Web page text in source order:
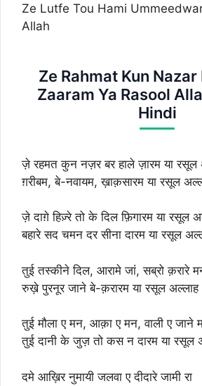
Ze Lutfe Tou Hami
Allah
Ze Rahmat Kun Nazar
Zaaram Ya Rasool
Hindi
ज़े रहमत कुन नज़र बर हाले ज़ारम या रसूल
ग़रीबम, बे-नवायम, ख़ाक़सारम या रसूल
ज़े दाग़े हिज़्रे तो के दिल फ़िगारम या रसूल
बहारे सद चमन दर सीना दारम या रसूल
तुई तस्कीने दिल, आरामे जां, सब्रो क़रारे
रुख़े पुरनूर जाने बे-क़रारम या रसूल अल्लाह
तुई मौला ए मन, आक़ा ए मन, वाली ए जाने
तुई दानी के जुज़ तो कस न दारम या रसूल
दमे आख़िर नुमायी जलवा ए दीदारे जामी रा